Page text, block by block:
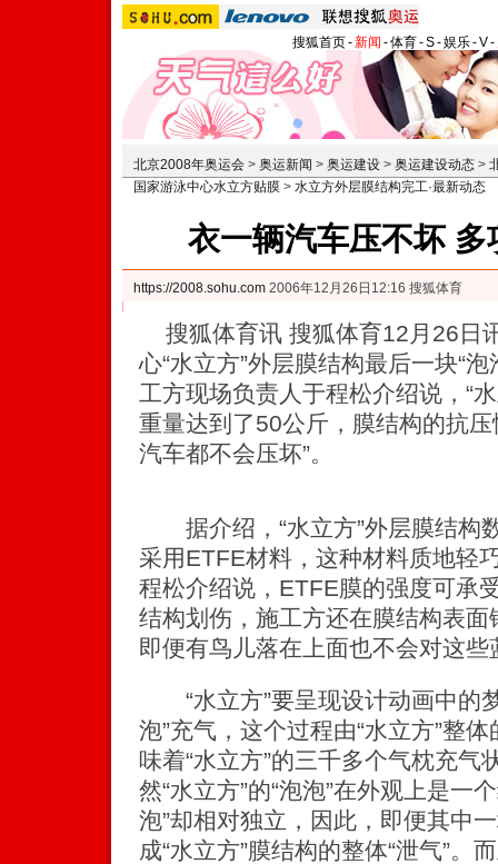
搜狐首页-新闻 -体育-S-娱乐-V-
北京2008年奥运会 > 奥运新闻 > 奥运建设 > 奥运建设动态 >
国家游泳中心水立方贴膜 > 水立方外层膜结构完工·最新动态
衣一辆汽车压不坏
https://2008.sohu.com 2006年12月26日12:16 搜狐体育
搜狐体育讯 搜狐体育12月26日
心“水立方”外层膜结构最后一块“
工方现场负责人于程松介绍说，“
重量达到了50公斤，膜结构的抗
汽车都不会压坏”。
据介绍，“水立方”外层膜结构
采用ETFE材料，这种材料质地轻
程松介绍说，ETFE膜的强度可承
结构划伤，施工方还在膜结构表
即便有鸟儿落在上面也不会对这些
“水立方”要呈现设计动画中的
泡”充气，这个过程由“水立方”整
味着“水立方”的三千多个气枕充气
然“水立方”的“泡泡”在外观上是一
泡”却相对独立，因此，即便其中
成“水立方”膜结构的整体“泄气”。